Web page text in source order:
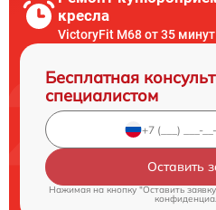
кресла
VictoryFit M68 от 35 минут
Бесплатная
специалистом
Оставить
Нажимая на кнопку "Оставить